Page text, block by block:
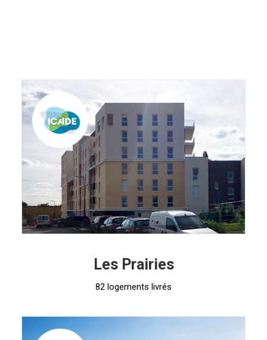
Les Prairies
82 logements livrés